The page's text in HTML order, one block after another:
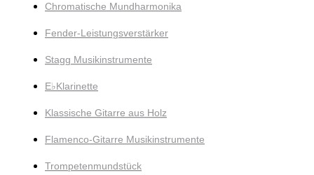
Chromatische Mundharmonika
Fender-Leistungsverstärker
Stagg Musikinstrumente
E♭Klarinette
Klassische Gitarre aus Holz
Flamenco-Gitarre Musikinstrumente
Trompetenmundstück